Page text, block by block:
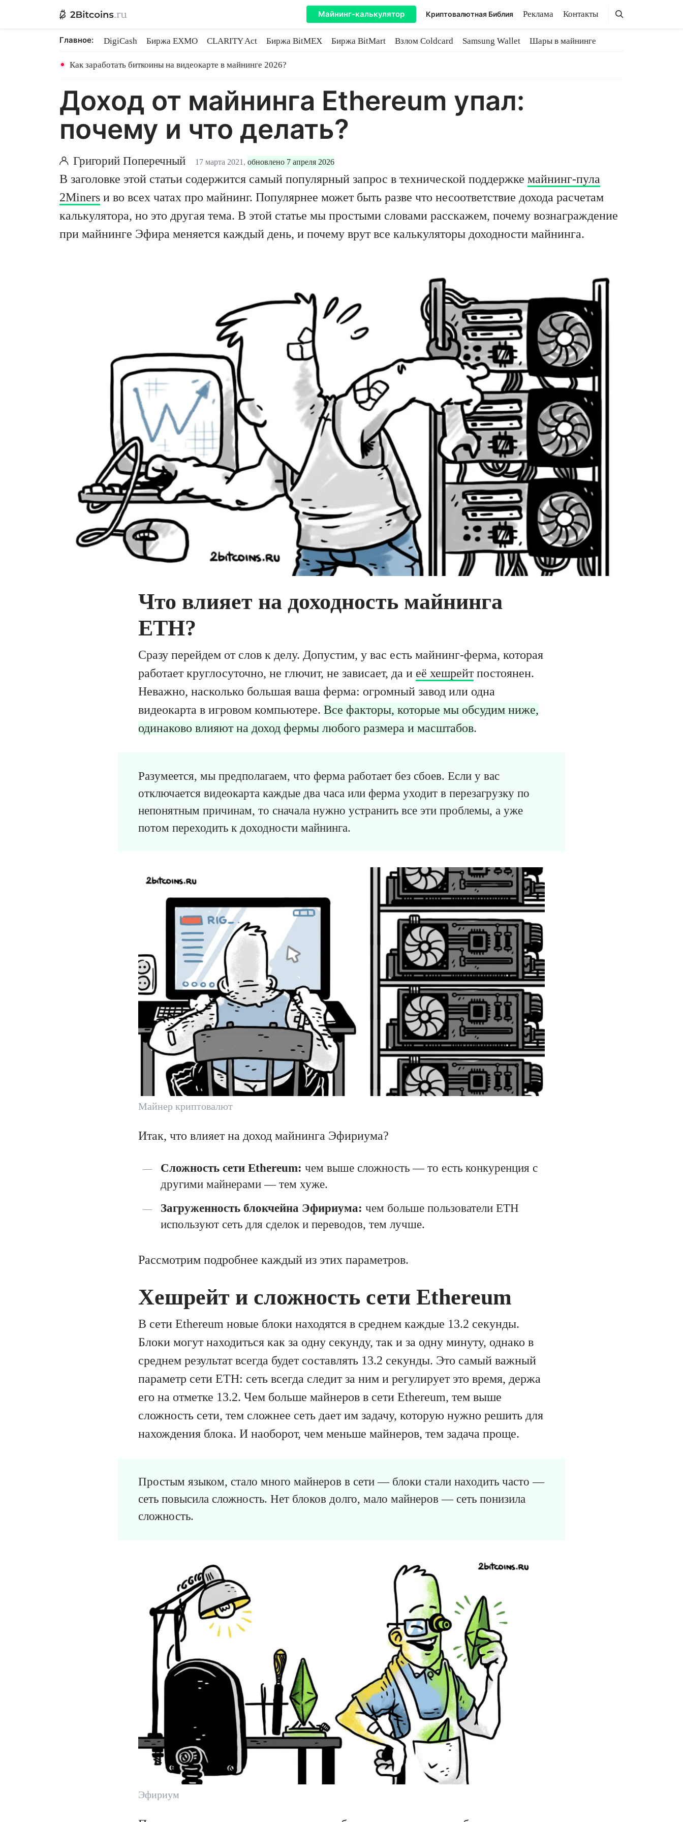
Майнинг-калькулятор Криптовалютная Библия Реклама Контакты Поиск
Поиск
Главное: DigiCash Биржа EXMO CLARITY Act Биржа BitMEX Биржа BitMart Взлом Coldcard Samsung Wallet
Шары в майнинге
Как заработать биткоины на видеокарте в майнинге 2026?
Доход от майнинга Ethereum упал:
почему и что делать?
Григорий Поперечный 17 марта 2021, обновлено 7 апреля 2026
В заголовке этой статьи содержится самый популярный запрос в технической поддержке майнинг-пула
2Miners и во всех чатах про майнинг. Популярнее может быть разве что несоответствие дохода расчетам
калькулятора, но это другая тема. В этой статье мы простыми словами расскажем, почему вознаграждение
при майнинге Эфира меняется каждый день, и почему врут все калькуляторы доходности майнинга.
Что влияет на доходность майнинга
ETH?
Сразу перейдем от слов к делу. Допустим, у вас есть майнинг-ферма, которая
работает круглосуточно, не глючит, не зависает, да и её хешрейтпостоянен.
Неважно, насколько большая ваша ферма: огромный завод или одна
видеокарта в игровом компьютере. Все факторы, которые мы обсудим ниже,
одинаково влияют на доход фермы любого размера и масштабов.
Разумеется, мы предполагаем, что ферма работает без сбоев. Если у вас
отключается видеокарта каждые два часа или ферма уходит в перезагрузку по
непонятным причинам, то сначала нужно устранить все эти проблемы, а уже
потом переходить к доходности майнинга.
Майнер криптовалют
Итак, что влияет на доход майнинга Эфириума?
Сложность сети Ethereum: чем выше сложность — то есть конкуренция с
другими майнерами — тем хуже.
Загруженность блокчейна Эфириума: чем больше пользователи ETH
используют сеть для сделок и переводов, тем лучше.
Рассмотрим подробнее каждый из этих параметров.
Хешрейт и сложность сети Ethereum
В сети Ethereum новые блоки находятся в среднем каждые 13.2 секунды.
Блоки могут находиться как за одну секунду, так и за одну минуту, однако в
среднем результат всегда будет составлять 13.2 секунды. Это самый важный
параметр сети ETH: сеть всегда следит за ним и регулирует это время, держа
его на отметке 13.2. Чем больше майнеров в сети Ethereum, тем выше
сложность сети, тем сложнее сеть дает им задачу, которую нужно решить для
нахождения блока. И наоборот, чем меньше майнеров, тем задача проще.
Простым языком, стало много майнеров в сети — блоки стали находить часто —
сеть повысила сложность. Нет блоков долго, мало майнеров — сеть понизила
сложность.
Эфириум